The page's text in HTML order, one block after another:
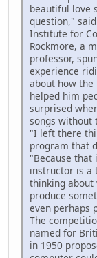
beautiful love
question,"
Institute for
Rockmore, a
professor,
experience
about how the
helped him
surprised
songs without
"I left there
program that
"Because
instructor is a
thinking
produce
even perhaps
The
named for
in 1950